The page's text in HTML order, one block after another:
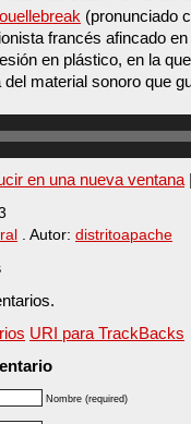
(pronunciado
francés afincado
en plástico, en la
material sonoro que
en una nueva ventana
. Autor: distritoapache
URI para TrackBacks
Nombre (required)